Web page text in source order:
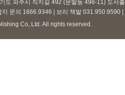
도 파주시 직지길 492 (문발동 498-11) 도서
문의 1666.9346 | 보리 책밭 031.950.9590
Co,.Ltd. All rights reserved.